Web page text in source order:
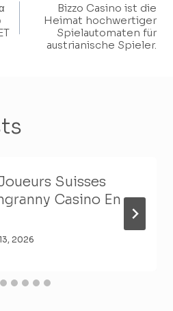
Bizzo Casino ist die
Heimat hochwertiger
Spielautomaten für
austrianische Spieler.
Suisses
Casino En
2026